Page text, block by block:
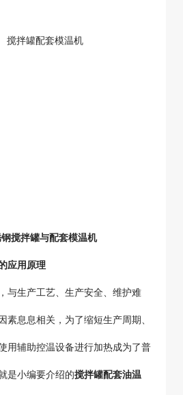
搅拌罐与配套模温机
应用原理
与生产工艺、生产安全、维护难
素息息相关，为了缩短生产周期、
用辅助控温设备进行加热成为了普
是小编要介绍的搅拌罐配套油温